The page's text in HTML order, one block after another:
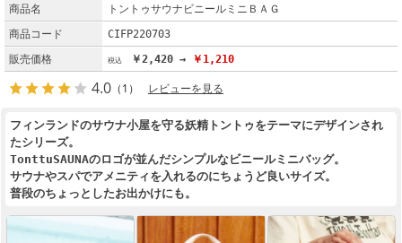
商品名
トントゥサウナビニールミニＢＡＧ
商品コード
CIFP220703
販売価格
￥2,420 → ￥1,210
4.0 （1） レビューを見る
フィンランドのサウナ小屋を守る妖精トントゥをテーマにデザインされ
たシリーズ。
TonttuSAUNAのロゴが並んだシンプルなビニールミニバッグ。
サウナやスパでアメニティを入れるのにちょうど良いサイズ。
普段のちょっとしたお出かけにも。